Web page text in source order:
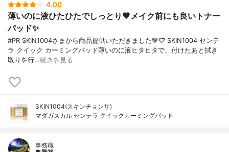
4.00
薄いのに液ひたひたでしっとり🤎メイク前にも良いトナー
パッド✨️
#PR SKIN1004さまから商品提供いただきました🤎♡⃛ SKIN1004 センテ
ラ クイック カーミングパッド薄いのに液ヒタヒタで、付けたあと拭き
取りを行…続きを見る
SKIN1004(スキンチョンサ)
マダガスカル センテラ クイックカーミングパッド
事務職